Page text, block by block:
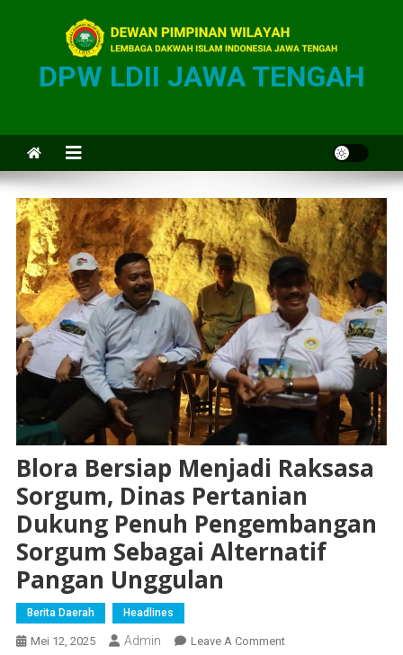
DPW LDII JAWA TENGAH
Blora Bersiap Menjadi Raksasa
Sorgum, Dinas Pertanian
Dukung Penuh Pengembangan
Sorgum Sebagai Alternatif
Pangan Unggulan
Berita Daerah Headlines
Mei 12, 2025 Admin Leave A Comment